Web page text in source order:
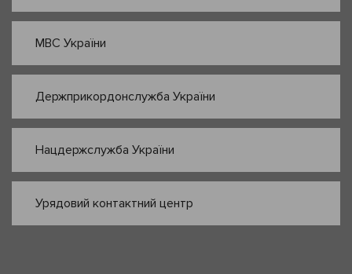
МВС України
Держприкордонслужба України
Нацдержслужба України
Урядовий контактний центр